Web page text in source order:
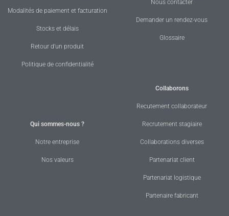
Modalités de paiement et facturation
Stocks et délais
Retour d'un produit
Politique de confidentialité
Nous contacter
Demander un rendez-vous
Glossaire
Qui sommes-nous ?
Notre entreprise
Nos valeurs
Collaborons
Recutement collaborateur
Recrutement stagiaire
Collaborations diverses
Partenariat client
Partenariat logistique
Partenaire fabricant